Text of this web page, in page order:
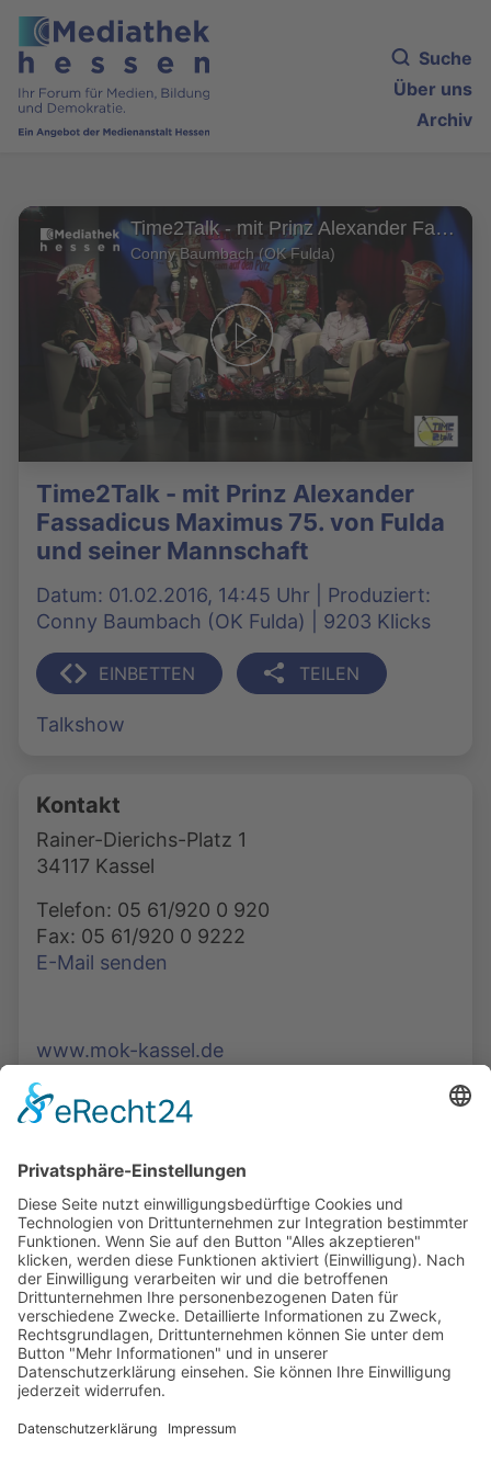
Suche
Über uns
Archiv
Time2Talk - mit Prinz Alexander Fassadicus Maximus 75. von Fulda und seiner Mannschaft
Conny Baumbach (OK Fulda)
Time2Talk - mit Prinz Alexander
Fassadicus Maximus 75. von Fulda
und seiner Mannschaft
Datum: 01.02.2016, 14:45 Uhr | Produziert:
Conny Baumbach (OK Fulda) | 9203 Klicks
EINBETTEN TEILEN
Talkshow
Kontakt
Rainer-Dierichs-Platz 1
34117 Kassel
Telefon: 05 61/920 0 920
Fax: 05 61/920 0 9222
E-Mail senden
www.mok-kassel.de
Podcasts, Themen und Informationen.
Entdecken Sie unser Forum für Medien, Bildung
und Demokratie - jederzeit und überall
verfügbar.
Mehr erfahren